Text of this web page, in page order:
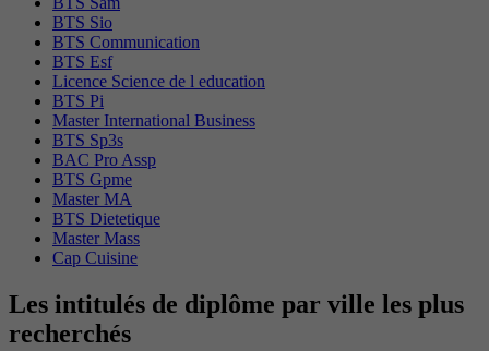
BTS Sio
BTS Communication
BTS Esf
Licence Science de l education
BTS Pi
Master International Business
BTS Sp3s
BAC Pro Assp
BTS Gpme
Master MA
BTS Dietetique
Master Mass
Cap Cuisine
Les intitulés de diplôme par ville les plus
recherchés